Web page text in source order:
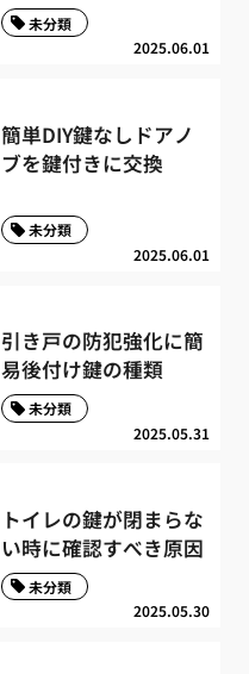
2025.06.01
未分類
簡単DIY鍵なしドアノ
ブを鍵付きに交換
2025.06.01
未分類
引き戸の防犯強化に簡
易後付け鍵の種類
2025.05.31
未分類
トイレの鍵が閉まらな
い時に確認すべき原因
2025.05.30
未分類